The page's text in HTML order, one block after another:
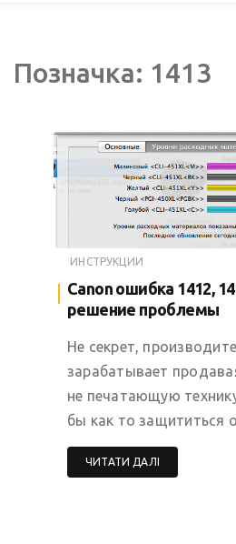
Позначка: 1413
ИНСТРУКЦИИ
Canon ошибка 1412,
решение проблемы
Не секрет,
зарабатывает
не печатающую
бы как то защититься
ЧИТАТИ ДАЛІ